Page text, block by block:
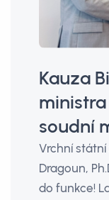
Kauza
soudní
Vrchní státní
Dragoun,
do funkce!